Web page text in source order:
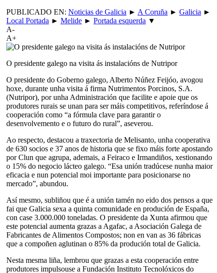
PUBLICADO EN: Noticias de Galicia ► A Coruña ► Galicia ►
Local Portada ► Melide ► Portada esquerda ▼
A-
A+
O presidente galego na visita ás instalacións de Nutripor
O presidente do Goberno galego, Alberto Núñez Feijóo, avogou
hoxe, durante unha visita á firma Nutrimentos Porcinos, S.A.
(Nutripor), por unha Administración que facilite e apoie que os
produtores rurais se unan para ser máis competitivos, referíndose á
cooperación como “a fórmula clave para garantir o
desenvolvemento e o futuro do rural”, aseverou.
Ao respecto, destacou a traxectoria de Melisanto, unha cooperativa
de 630 socios e 37 anos de historia que se fixo máis forte apostando
por Clun que agrupa, ademais, a Feiraco e Irmandiños, xestionando
o 15% do negocio lácteo galego. “Esa unión tradúcese nunha maior
eficacia e nun potencial moi importante para posicionarse no
mercado”, abundou.
Así mesmo, subliñou que é a unión tamén no eido dos pensos a que
fai que Galicia sexa a quinta comunidade en produción de España,
con case 3.000.000 toneladas. O presidente da Xunta afirmou que
este potencial aumenta grazas a Agafac, a Asociación Galega de
Fabricantes de Alimentos Compostos; non en van as 36 fábricas
que a compoñen aglutinan o 85% da produción total de Galicia.
Nesta mesma liña, lembrou que grazas a esta cooperación entre
produtores impulsouse a Fundación Instituto Tecnolóxicos do